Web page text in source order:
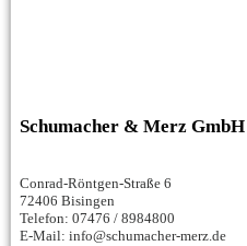
Schumacher & Merz GmbH
Conrad-Röntgen-Straße 6
72406 Bisingen
Telefon: 07476 / 8984800
E-Mail: info@schumacher-merz.de